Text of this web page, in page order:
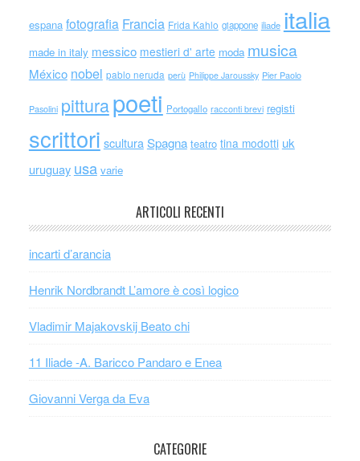
espana fotografia Francia Frida Kahlo giappone iliade italia
made in italy messico mestieri d' arte moda musica
México nobel pablo neruda perù Philippe Jaroussky Pier Paolo
Pasolini pitturapoeti Portogallo racconti brevi registi
scrittori scultura Spagna teatro tina modotti uk
uruguay usa varie
ARTICOLI RECENTI
incarti d’arancia
Henrik Nordbrandt L’amore è così logico
Vladimir Majakovskij Beato chi
11 Iliade -A. Baricco Pandaro e Enea
Giovanni Verga da Eva
CATEGORIE